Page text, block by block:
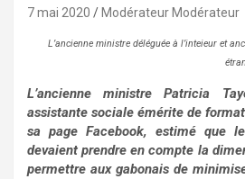
7 mai 2020 Modérateur Modérateur
L’ancienne ministre déléguée à l’inteieur et
L’ancienne ministre Patricia
assistante sociale émérite de
sa page Facebook, estimé que
devaient prendre en compte la
permettre aux gabonais de